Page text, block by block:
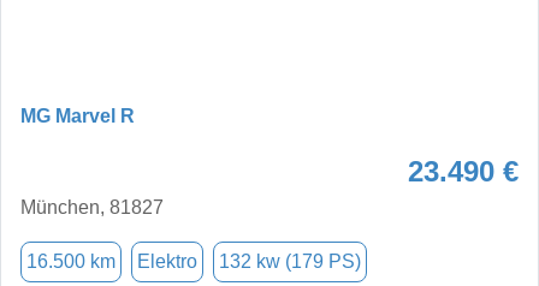
MG Marvel R
23.490 €
München, 81827
16.500 km Elektro 132 kw (179 PS)